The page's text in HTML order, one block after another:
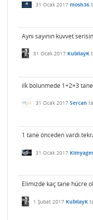
31 Ocak 2017 mosh36
Aynı sayının kuvvet
31 Ocak 2017 KubilayK
ilk bolunmede 1+2=3
31 Ocak 2017 Sercan
1 tane önceden
31 Ocak 2017
Elimizde kaç tane hücre
1 Şubat 2017 KubilayK